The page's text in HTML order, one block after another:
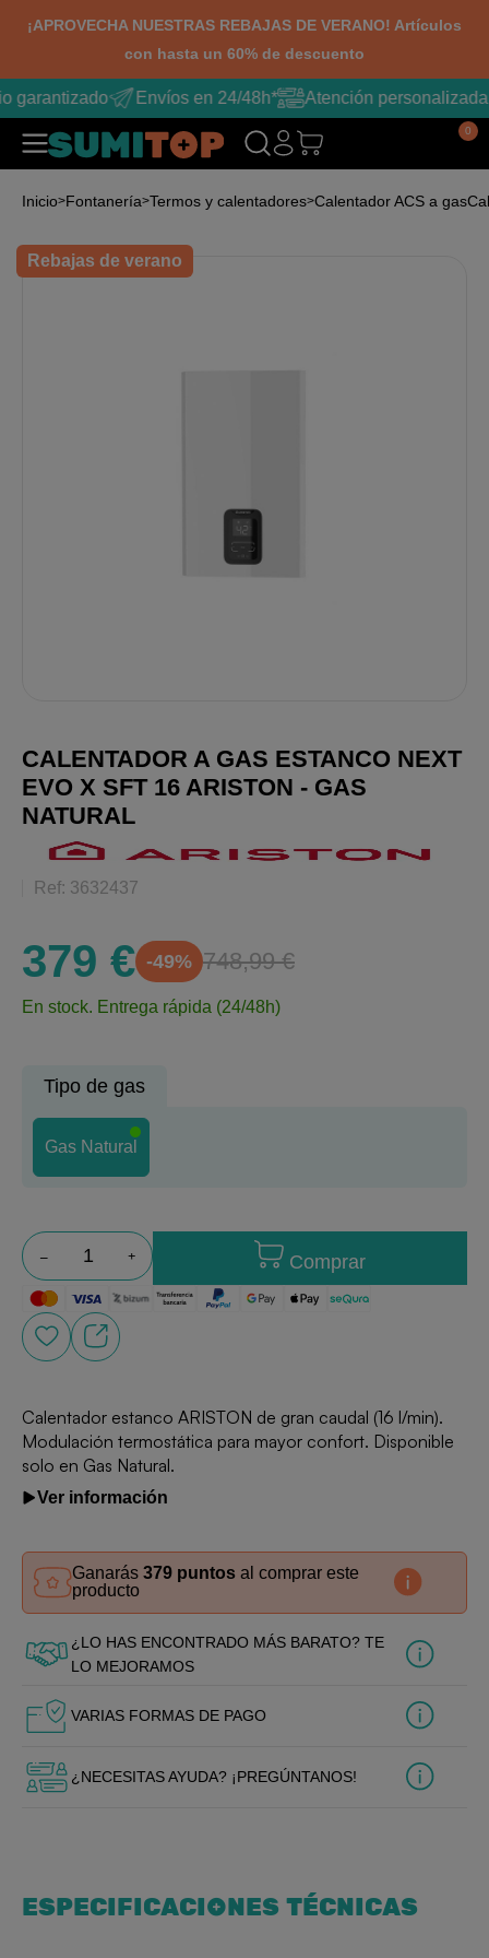
¡APROVECHA NUESTRAS REBAJAS DE VERANO! Artículos
con hasta un 60% de descuento
garantizado Envíos en 24/48h* Atención personalizada
0
Inicio Fontanería Termos y calentadores Calentador ACS a gas
Rebajas de verano
CALENTADOR A GAS ESTANCO NEXT
EVO X SFT 16 ARISTON - GAS
NATURAL
Ref: 3632437
379 € -49% 748,99 €
En stock. Entrega rápida (24/48h)
Tipo de gas
Gas Natural
Comprar
Calentador estanco ARISTON de gran caudal (16 l/min).
Modulación termostática para mayor confort. Disponible
solo en Gas Natural.
Ver información
Ganarás 379 puntos al comprar este
producto
¿LO HAS ENCONTRADO MÁS BARATO? TE
LO MEJORAMOS
VARIAS FORMAS DE PAGO
¿NECESITAS AYUDA? ¡PREGÚNTANOS!
ESPECIFICACIONES TÉCNICAS